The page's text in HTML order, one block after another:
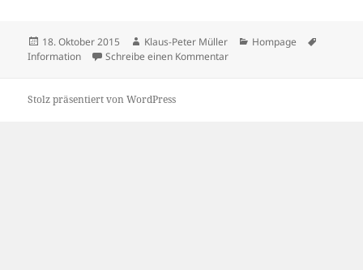
Veröffentlicht
am
18. Oktober 2015 Autor
Klaus-Peter Müller Kategorien
Hompage
Information
Schreibe einen Kommentarzu Die Homepage der
Stolz präsentiert von WordPress